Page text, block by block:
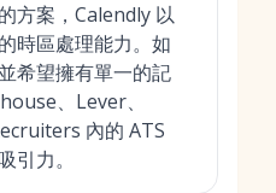
方案，Calendly 以
時區處理能力。如
希望擁有單一的記
、Lever、
內的 ATS
引力。